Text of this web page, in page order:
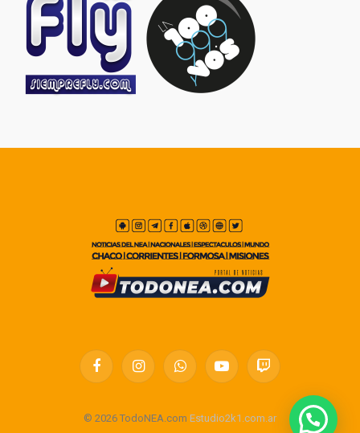
FacebookInstagramWhatsAppYouTubeTwitch
© 2026 TodoNEA.com Estudio2k1.com.ar